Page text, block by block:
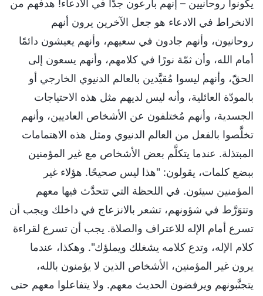
يكونوا روحانيين – إنهم بارعون جدًا في الادعاء! هدفهم من
الانخراط في الادعاء هو جعل الآخرين يرون أنهم
روحانيون، وأنهم جادون في سعيهم، وأنهم يعيشون دائمًا
أمام الله، وأن ثمّة نورًا في كلامهم، وأنهم يسعون إلى
الحقّ، وأنهم ليسوا مُقيَّدين بالعالم الدنيوي الخارجي أو
بالمودّة العائلية، وأنه ليس لديهم مثل هذه الاحتياجات
الجسدية، وأنهم مُختلفون عن الأشخاص العاديين، وأنهم
تخلَّصوا بالفعل من العالم الدنيوي ومثل هذه الاهتمامات
المبتذلة. عندما يتكلَّم بعض الأشخاص مع غير المؤمنين
ببضع كلمات، يقولون: "هذا ليس صحيحًا. هؤلاء غير
المؤمنين سيئون. في اللحظة التي تتحدَّث فيها معهم
وتتوَرَّط في شؤونهم، تشعر بالانزعاج في داخلك ويجب أن
تسرع أمام الإله للاعتراف والصلاة. يجب أن تسرع لقراءة
كلام الإله، وتدع كلامه يشغلك ويملؤك". وهكذا، عندما
يرون غير المؤمنين، الأشخاص الذين لا يؤمنون بالله،
يتجنَّبونهم ويرفضون الحديث معهم. ولا يتفاعلوا معهم حتى